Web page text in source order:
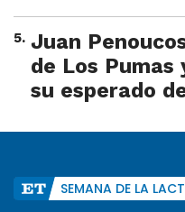
5. Juan
de Los Pumas
su esperado
SEMANA DE LA